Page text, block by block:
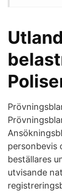
personbevis
beställares
utvisande